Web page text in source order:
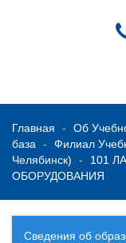
Главная Об
база
Филиал
Челябинск)
101
ОБОРУДОВАНИЯ
Сведения об